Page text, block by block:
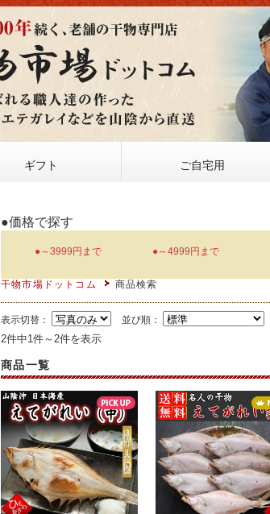
ギフト ご自宅用
●価格で探す
●～3999円まで ●～4999円まで
干物市場ドットコム 商品検索
表示切替： 並び順：
2件中1件～2件を表示
商品一覧